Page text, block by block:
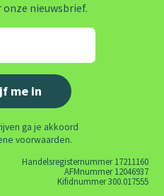
nieuwsbrief.
ga je akkoord
voorwaarden.
Handelsregisternummer 17211160
AFMnummer 12046937
Kifidnummer 300.017555